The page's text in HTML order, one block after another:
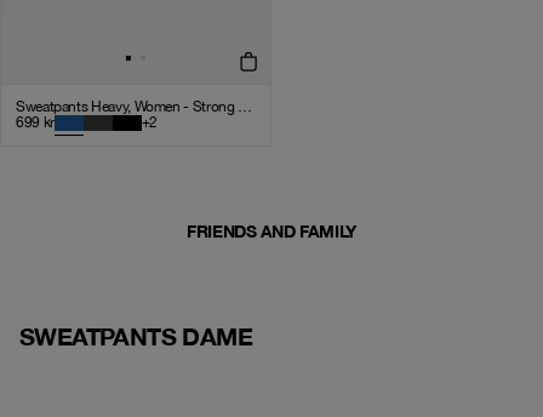
Sweatpants Heavy, Women - Strong Blue
699 kr +2
FRIENDS AND FAMILY
SWEATPANTS DAME